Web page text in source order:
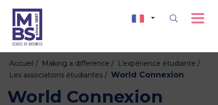
Accueil / Making a difference / L’expérience étudiante /
Les associations étudiantes / World Connexion
World Connexion